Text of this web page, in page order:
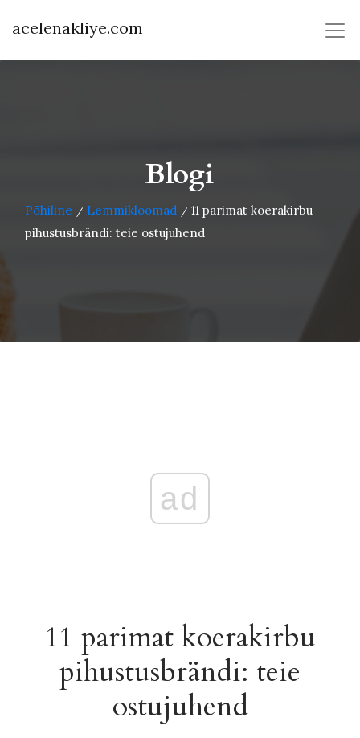
acelenakliye.com
Blogi
Põhiline / Lemmikloomad / 11 parimat koerakirbu
pihustusbrändi: teie ostujuhend
ad
11 parimat koerakirbu
pihustusbrändi: teie
ostujuhend